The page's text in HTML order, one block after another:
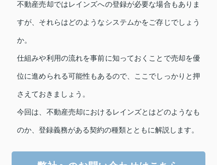
不動産売却ではレインズへの登録が必要な場合もありま
すが、それらはどのようなシステムかをご存じでしょう
か。
仕組みや利用の流れを事前に知っておくことで売却を優
位に進められる可能性もあるので、ここでしっかりと押
さえておきましょう。
今回は、不動産売却におけるレインズとはどのようなも
のか、登録義務がある契約の種類とともに解説します。